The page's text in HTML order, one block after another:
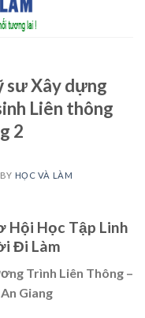
sư Xây dựng
Liên thông
2
BY HỌC VÀ LÀM
Hội Học Tập Linh
Đi Làm
Trình Liên Thông –
Giang